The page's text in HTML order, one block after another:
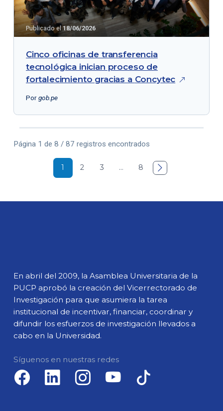
Publicado el18/06/2026
Cinco oficinas de transferencia
tecnológica inician proceso de
fortalecimiento gracias a Concytec
Porgob.pe
Página 1 de 8 / 87 registros encontrados
1 2 3 … 8 
En abril del 2009, la Asamblea Universitaria de la
PUCP aprobó la creación del Vicerrectorado de
Investigación para que asumiera la tarea
institucional de incentivar, financiar, coordinar y
difundir los esfuerzos de investigación llevados a
cabo en la Universidad.
Síguenos en nuestras redes